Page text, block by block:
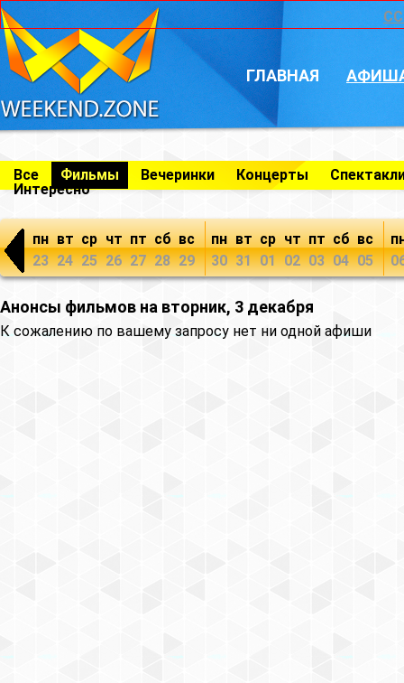
ГЛАВНАЯ
Все Фильмы Вечеринки Концерты
Интересно
пн
23
вт
24
ср
25
чт
26
пт
27
сб
28
вс
29
пн
30
вт
31
ср
01
чт
02
пт
03
сб
04
вс
05
Анонсы фильмов на вторник, 3 декабря
К сожалению по вашему запросу нет ни одной афиши